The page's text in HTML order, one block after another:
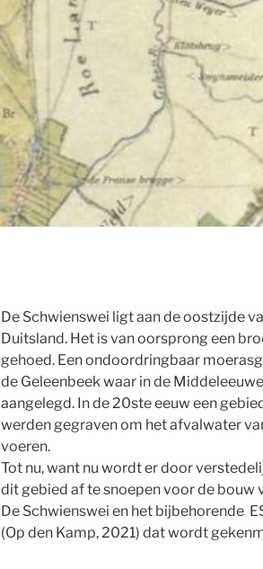
De Schwienswei ligt aan de oostzijde
Duitsland. Het is van oorsprong een
gehoed. Een ondoordringbaar
de Geleenbeek waar in de
aangelegd. In de 20ste eeuw een
werden gegraven om het afvalwater
voeren.
Tot nu, want nu wordt er door
dit gebied af te snoepen voor de bouw
De Schwienswei en het bijbehorende
(Op den Kamp, 2021) dat wordt